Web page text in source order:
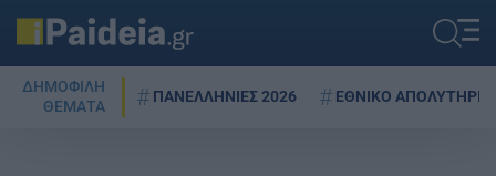
ΔΗΜΟΦΙΛΗ
ΘΕΜΑΤΑ
ΠΑΝΕΛΛΗΝΙΕΣ 2026 ΕΘΝΙΚΟ ΑΠΟΛΥΤΗΡΙΟ